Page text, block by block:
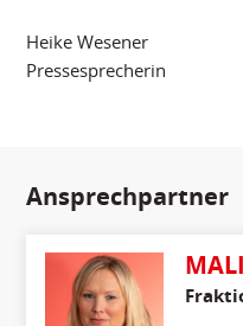
Heike Wesener
Pressesprecherin
Ansprechpartner